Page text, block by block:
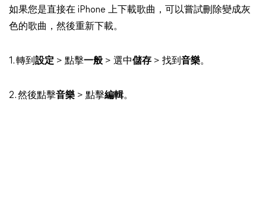
如果您是直接在 iPhone 上下載歌曲，可以嘗試刪除變成灰
色的歌曲，然後重新下載。
1. 轉到 設定 > 點擊一般 > 選中儲存 > 找到 音樂。
2. 然後點擊音樂 > 點擊編輯。